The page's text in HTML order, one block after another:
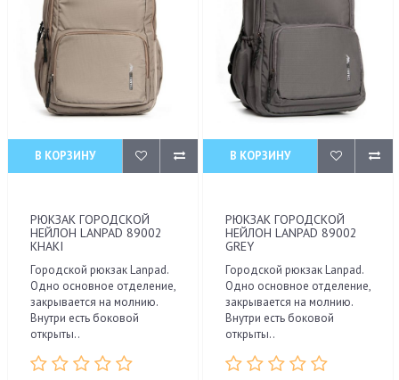
В КОРЗИНУ
РЮКЗАК ГОРОДСКОЙ
НЕЙЛОН LANPAD 89002
KHAKI
Городской рюкзак Lanpad.
Одно основное отделение,
закрывается на молнию.
Внутри есть боковой
открыты..
В КОРЗИНУ
РЮКЗАК ГОРОДСКОЙ
НЕЙЛОН LANPAD 89002
GREY
Городской рюкзак Lanpad.
Одно основное отделение,
закрывается на молнию.
Внутри есть боковой
открыты..